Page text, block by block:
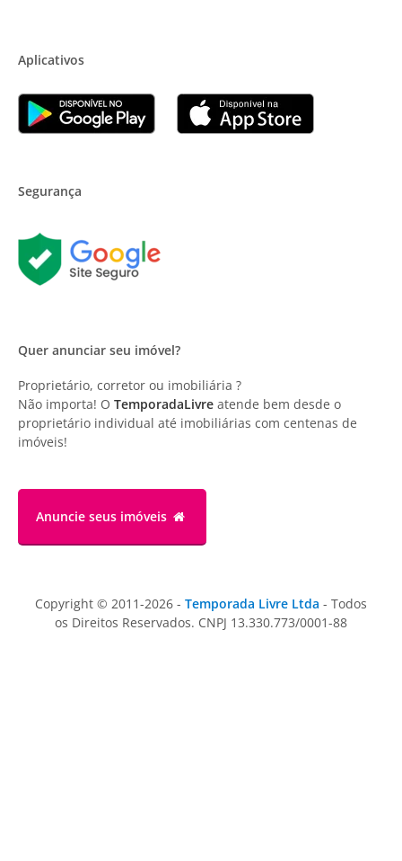
Aplicativos
Segurança
Quer anunciar seu imóvel?
Proprietário, corretor ou imobiliária ?
Não importa! O TemporadaLivre atende bem desde o
proprietário individual até imobiliárias com centenas de
imóveis!
Anuncie seus imóveis
Copyright © 2011-2026 - Temporada Livre Ltda - Todos
os Direitos Reservados. CNPJ 13.330.773/0001-88